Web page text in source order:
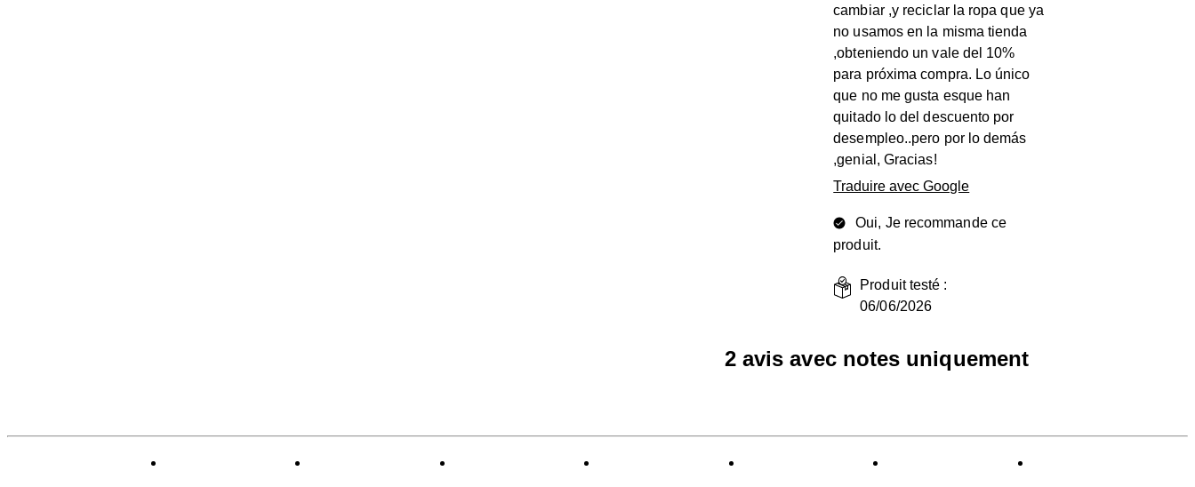
cambiar ,y reciclar la ropa que ya
no usamos en la misma tienda
,obteniendo un vale del 10%
para próxima compra. Lo único
que no me gusta esque han
quitado lo del descuento por
desempleo..pero por lo demás
,genial, Gracias!
Traduire avec Google
Oui, Je recommande ce
produit.
Produit testé :
06/06/2026
2 avis avec notes uniquement